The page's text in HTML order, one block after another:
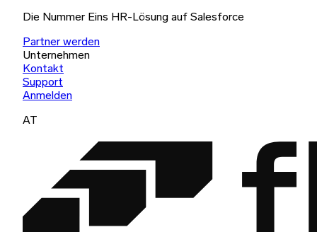
Die Nummer Eins HR-Lösung auf Salesforce
Partner werden
Unternehmen
Kontakt
Support
Anmelden
AT